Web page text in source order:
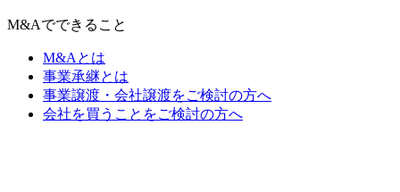
M&Aでできること
M&Aとは
事業承継とは
事業譲渡・会社譲渡をご検討の方へ
会社を買うことをご検討の方へ